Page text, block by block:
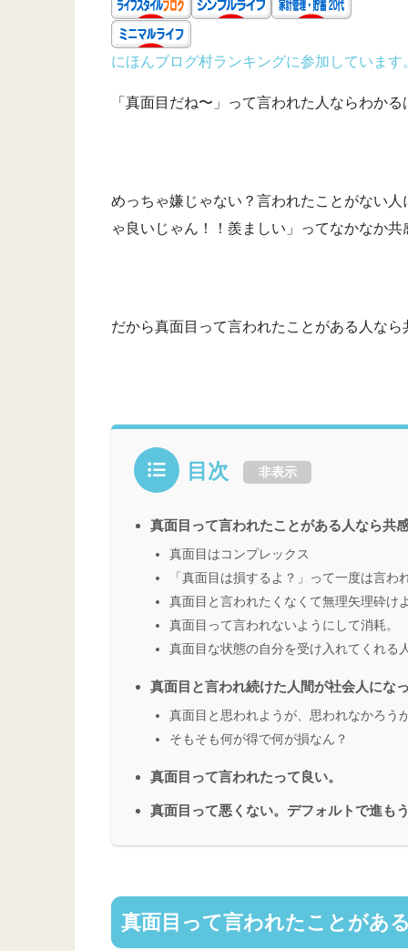
にほんブログ村ランキングに参加しています
「真面目だね〜」って言われた人ならわかる
めっちゃ嫌じゃない？言われたことがない
ゃ良いじゃん！！羨ましい」ってなかなか共
だから真面目って言われたことがある人な
目次 非表示
真面目って言われたことがある人なら共
真面目はコンプレックス
「真面目は損するよ？」って一度は言わ
真面目と言われたくなくて無理矢理砕け
真面目って言われないようにして消耗。
真面目な状態の自分を受け入れてくれる
真面目と言われ続けた人間が社会人にな
真面目と思われようが、思われなかろう
そもそも何が得で何が損なん？
真面目って言われたって良い。
真面目って悪くない。デフォルトで進も
真面目って言われたことがあ